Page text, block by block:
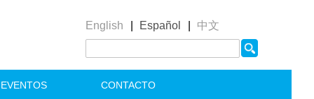
English Español 中文
CONTACTO